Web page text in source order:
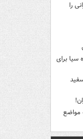
را
سیا برای
مواضع